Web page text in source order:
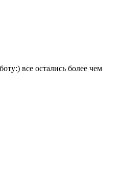
все остались более чем